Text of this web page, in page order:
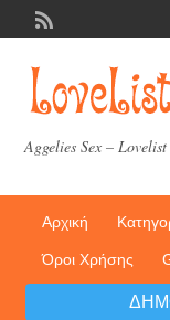
Aggelies Sex –
Αρχική
Όροι Χρήσης